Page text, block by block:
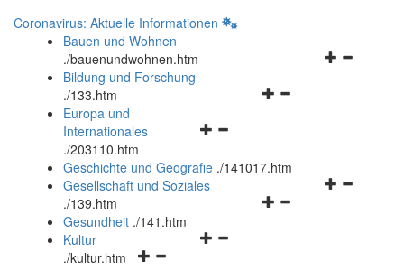
Coronavirus: Aktuelle Informationen
Bauen und Wohnen
./bauenundwohnen.htm
Navigationsmenü
Bildung und Forschung
./133.htm
Navigationsmenü
und
schließen
Europa und
Internationales
./203110.htm
Geschichte und Geografie ./141017.htm
Navigationsmenü
Gesellschaft und Soziales
./139.htm
Navigationsmenü
Gesundheit ./141.htm
Navigationsmenü
Kultur
./kultur.htm